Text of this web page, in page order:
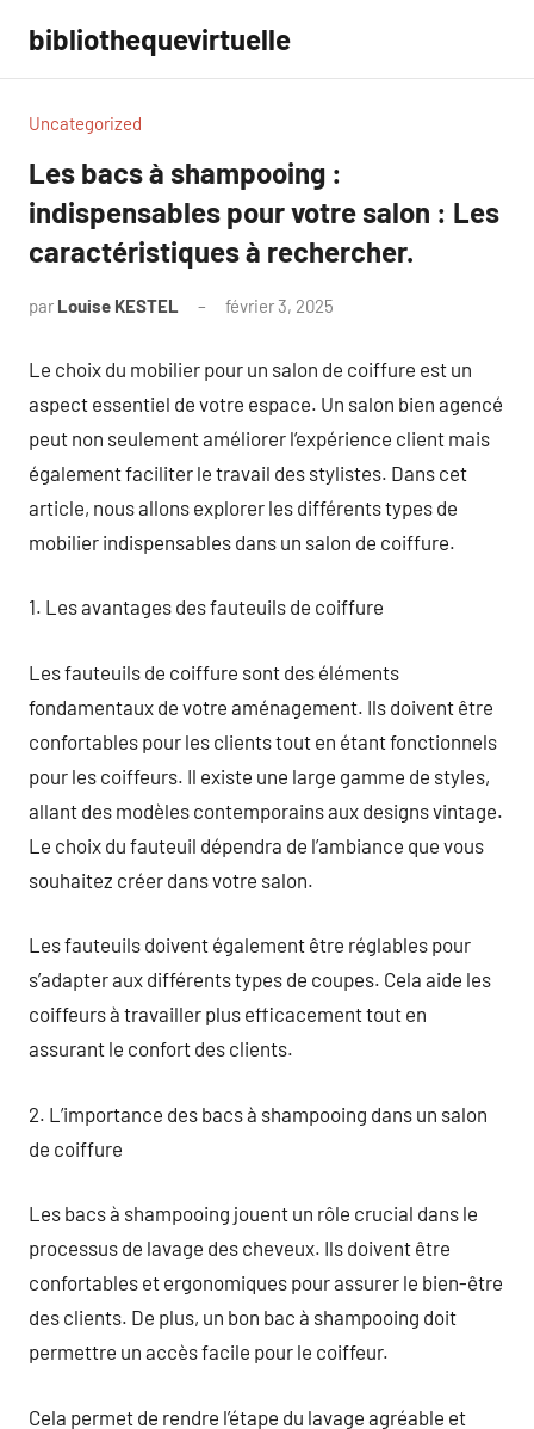
contenu
bibliothequevirtuelle
Uncategorized
Les bacs à shampooing :
indispensables pour votre salon : Les
caractéristiques à rechercher.
par Louise KESTEL février 3, 2025
Le choix du mobilier pour un salon de coiffure est un
aspect essentiel de votre espace. Un salon bien agencé
peut non seulement améliorer l’expérience client mais
également faciliter le travail des stylistes. Dans cet
article, nous allons explorer les différents types de
mobilier indispensables dans un salon de coiffure.
1. Les avantages des fauteuils de coiffure
Les fauteuils de coiffure sont des éléments
fondamentaux de votre aménagement. Ils doivent être
confortables pour les clients tout en étant fonctionnels
pour les coiffeurs. Il existe une large gamme de styles,
allant des modèles contemporains aux designs vintage.
Le choix du fauteuil dépendra de l’ambiance que vous
souhaitez créer dans votre salon.
Les fauteuils doivent également être réglables pour
s’adapter aux différents types de coupes. Cela aide les
coiffeurs à travailler plus efficacement tout en
assurant le confort des clients.
2. L’importance des bacs à shampooing dans un salon
de coiffure
Les bacs à shampooing jouent un rôle crucial dans le
processus de lavage des cheveux. Ils doivent être
confortables et ergonomiques pour assurer le bien-être
des clients. De plus, un bon bac à shampooing doit
permettre un accès facile pour le coiffeur.
Cela permet de rendre l’étape du lavage agréable et